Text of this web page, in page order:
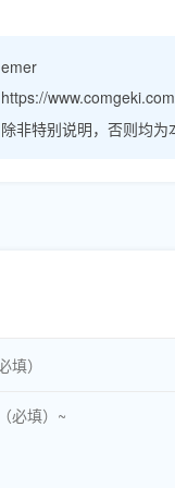
emer
https://
除非特别说明，否则均为